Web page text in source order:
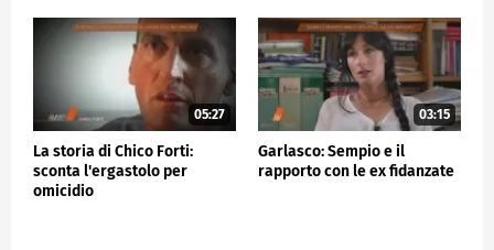
05:27
La storia di Chico Forti:
sconta l'ergastolo per
omicidio
03:15
Garlasco: Sempio e il
rapporto con le ex fidanzate